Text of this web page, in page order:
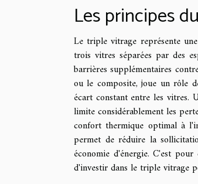
Les principes
Le triple vitrage représente
trois vitres séparées par des
barrières supplémentaires
ou le composite, joue un rôle
écart constant entre les vitres.
limite considérablement les
confort thermique optimal à
permet de réduire la
économie d'énergie. C'est
d'investir dans le triple vitrage